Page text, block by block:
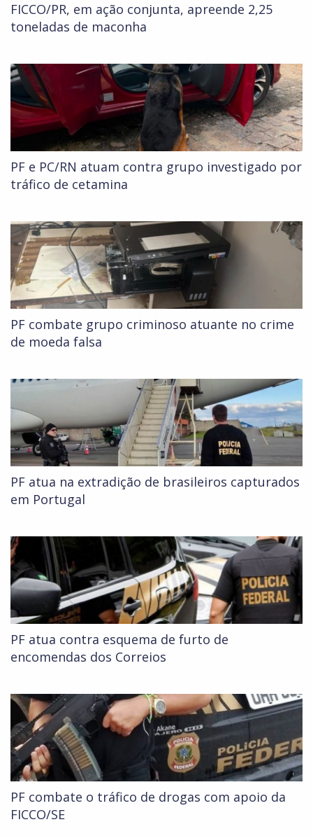
FICCO/PR, em ação conjunta, apreende 2,25
toneladas de maconha
PF e PC/RN atuam contra grupo investigado por
tráfico de cetamina
PF combate grupo criminoso atuante no crime
de moeda falsa
PF atua na extradição de brasileiros capturados
em Portugal
PF atua contra esquema de furto de
encomendas dos Correios
PF combate o tráfico de drogas com apoio da
FICCO/SE